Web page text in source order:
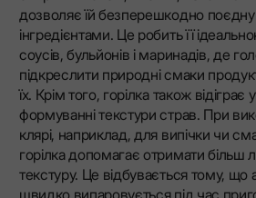
дозволяє їй безперешкодно
інгредієнтами. Це робить її
соусів, бульйонів і маринадів, де
підкреслити природні смаки
їх. Крім того, горілка також відіграє
формуванні текстури страв. При
клярі, наприклад, для випічки чи
горілка допомагає отримати більш
текстуру. Це відбувається тому, що
швидко випаровується під час